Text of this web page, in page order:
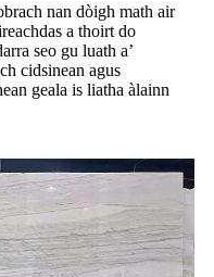
nan dòigh math air
a thoirt do
seo gu luath a’
cidsinean agus
geala is liatha àlainn